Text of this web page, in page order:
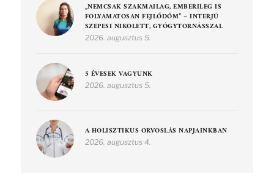
„NEMCSAK SZAKMAILAG, EMBERILEG IS
FOLYAMATOSAN FEJLŐDŐM” – INTERJÚ
SZEPESI NIKOLETT, GYÓGYTORNÁSSZAL
2026. augusztus 5.
5 ÉVESEK VAGYUNK
2026. augusztus 5.
A HOLISZTIKUS ORVOSLÁS NAPJAINKBAN
2026. augusztus 4.